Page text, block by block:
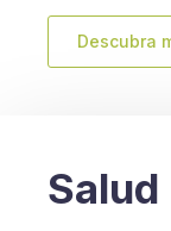
Descubra
Salud